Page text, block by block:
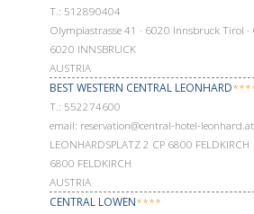
Т.: 512890404
Olympiastrasse 41 · 6020 Innsbruck Tirol ·
6020 INNSBRUCK
AUSTRIA
BEST WESTERN CENTRAL LEONHARD
Т.: 552274600
email: reservation@central-hotel-leonhard.at
LEONHARDSPLATZ 2 CP 6800 FELDKIRCH
6800 FELDKIRCH
AUSTRIA
CENTRAL LOWEN****